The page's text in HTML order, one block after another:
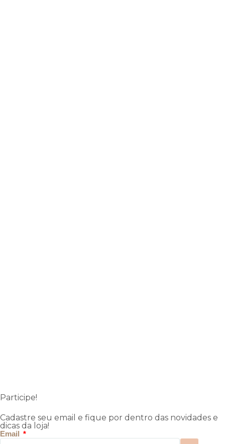
Participe!
Cadastre seu email e fique por dentro das novidades e
dicas da loja!
Email